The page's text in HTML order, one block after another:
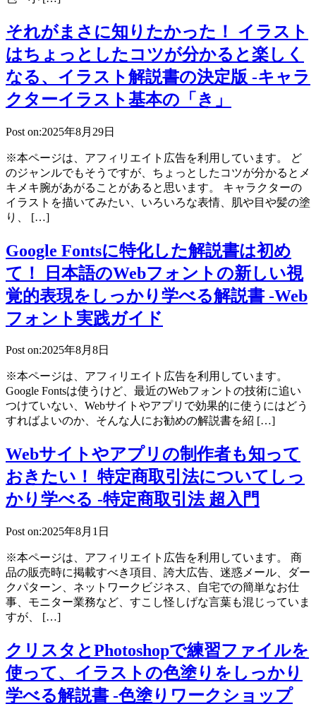
それがまさに知りたかった！ イラスト
はちょっとしたコツが分かると楽しく
なる、イラスト解説書の決定版 -キャラ
クターイラスト基本の「き」
Post on:2025年8月29日
※本ページは、アフィリエイト広告を利用しています。 ど
のジャンルでもそうですが、ちょっとしたコツが分かるとメ
キメキ腕があがることがあると思います。 キャラクターの
イラストを描いてみたい、いろいろな表情、肌や目や髪の塗
り、 […]
Google Fontsに特化した解説書は初め
て！ 日本語のWebフォントの新しい視
覚的表現をしっかり学べる解説書 -Web
フォント実践ガイド
Post on:2025年8月8日
※本ページは、アフィリエイト広告を利用しています。
Google Fontsは使うけど、最近のWebフォントの技術に追い
つけていない、Webサイトやアプリで効果的に使うにはどう
すればよいのか、そんな人にお勧めの解説書を紹 […]
Webサイトやアプリの制作者も知って
おきたい！ 特定商取引法についてしっ
かり学べる -特定商取引法 超入門
Post on:2025年8月1日
※本ページは、アフィリエイト広告を利用しています。 商
品の販売時に掲載すべき項目、誇大広告、迷惑メール、ダー
クパターン、ネットワークビジネス、自宅での簡単なお仕
事、モニター業務など、すこし怪しげな言葉も混じっていま
すが、 […]
クリスタとPhotoshopで練習ファイルを
使って、イラストの色塗りをしっかり
学べる解説書 -色塗りワークショップ